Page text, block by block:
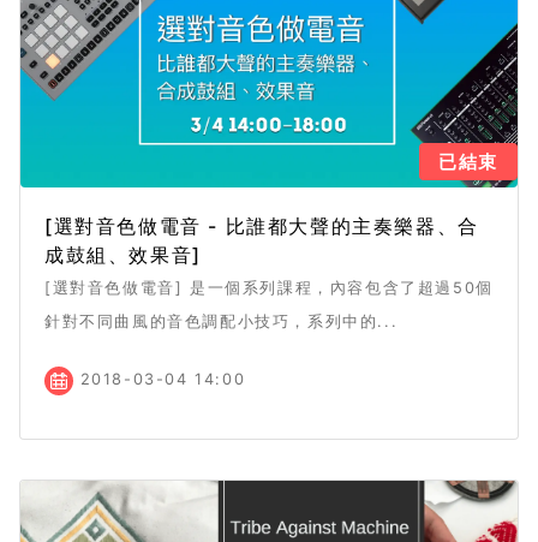
已結束
[選對音色做電音 - 比誰都大聲的主奏樂器、合
成鼓組、效果音]
[選對音色做電音] 是一個系列課程，內容包含了超過50個
針對不同曲風的音色調配小技巧，系列中的...
2018-03-04 14:00